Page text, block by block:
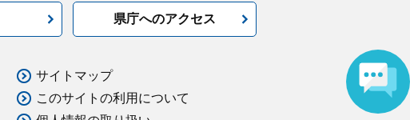
県庁へのアクセス
サイトマップ
このサイトの利用について